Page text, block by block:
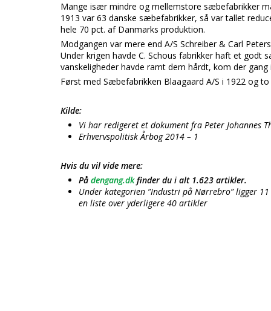
Mange især mindre og mellemstore sæbefabrikker
1913 var 63 danske sæbefabrikker, så var tallet
hele 70 pct. af Danmarks produktion.
Modgangen var mere end A/S Schreiber & Carl
Under krigen havde C. Schous fabrikker haft et godt
vanskeligheder havde ramt dem hårdt, kom der
Først med Sæbefabrikken Blaagaard A/S i 1922 og
Kilde:
Vi har redigeret et dokument fra Peter Johannes
Erhvervspolitisk Årbog 2014 – 1
Hvis du vil vide mere:
På dengang.dkfinder du i alt 1.623 artikler.
Under kategorien ”Industri på Nørrebro” ligger
en liste over yderligere 40 artikler